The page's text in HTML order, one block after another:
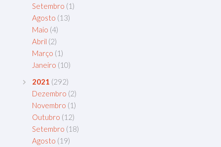
Setembro (1)
Agosto (13)
Maio (4)
Abril (2)
Março (1)
Janeiro (10)
2021 (292)
Dezembro (2)
Novembro (1)
Outubro (12)
Setembro (18)
Agosto (19)